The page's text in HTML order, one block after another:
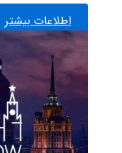
اطلاعات بیشتر